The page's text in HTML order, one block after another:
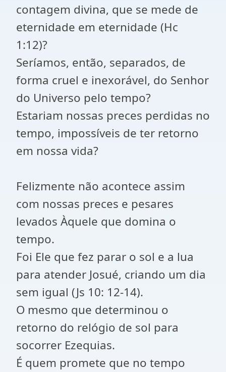
contagem divina, que se mede de
eternidade em eternidade (Hc
1:12)?
Seríamos, então, separados, de
forma cruel e inexorável, do Senhor
do Universo pelo tempo?
Estariam nossas preces perdidas no
tempo, impossíveis de ter retorno
em nossa vida?
Felizmente não acontece assim
com nossas preces e pesares
levados Àquele que domina o
tempo.
Foi Ele que fez parar o sol e a lua
para atender Josué, criando um dia
sem igual (Js 10: 12-14).
O mesmo que determinou o
retorno do relógio de sol para
socorrer Ezequias.
É quem promete que no tempo